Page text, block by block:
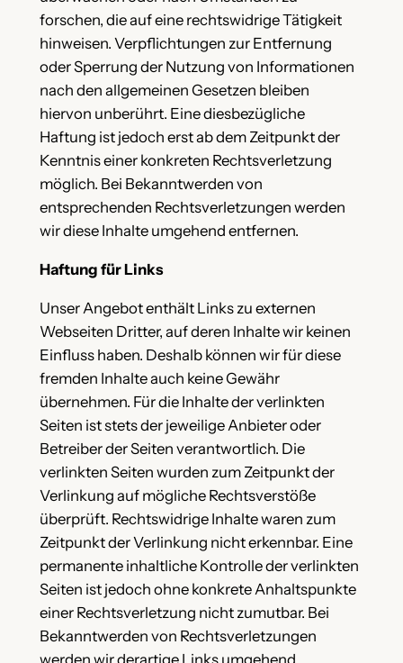
forschen, die auf eine rechtswidrige Tätigkeit
hinweisen. Verpflichtungen zur Entfernung
oder Sperrung der Nutzung von Informationen
nach den allgemeinen Gesetzen bleiben
hiervon unberührt. Eine diesbezügliche
Haftung ist jedoch erst ab dem Zeitpunkt der
Kenntnis einer konkreten Rechtsverletzung
möglich. Bei Bekanntwerden von
entsprechenden Rechtsverletzungen werden
wir diese Inhalte umgehend entfernen.
Haftung für Links
Unser Angebot enthält Links zu externen
Webseiten Dritter, auf deren Inhalte wir keinen
Einfluss haben. Deshalb können wir für diese
fremden Inhalte auch keine Gewähr
übernehmen. Für die Inhalte der verlinkten
Seiten ist stets der jeweilige Anbieter oder
Betreiber der Seiten verantwortlich. Die
verlinkten Seiten wurden zum Zeitpunkt der
Verlinkung auf mögliche Rechtsverstöße
überprüft. Rechtswidrige Inhalte waren zum
Zeitpunkt der Verlinkung nicht erkennbar. Eine
permanente inhaltliche Kontrolle der verlinkten
Seiten ist jedoch ohne konkrete Anhaltspunkte
einer Rechtsverletzung nicht zumutbar. Bei
Bekanntwerden von Rechtsverletzungen
werden wir derartige Links umgehend